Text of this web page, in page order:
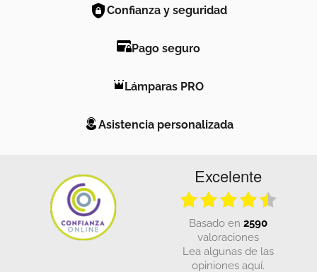
Confianza y seguridad
Pago seguro
Lámparas PRO
Asistencia personalizada
Excelente
basado en 2590
valoraciones
Lea algunas de las
opiniones aquí.